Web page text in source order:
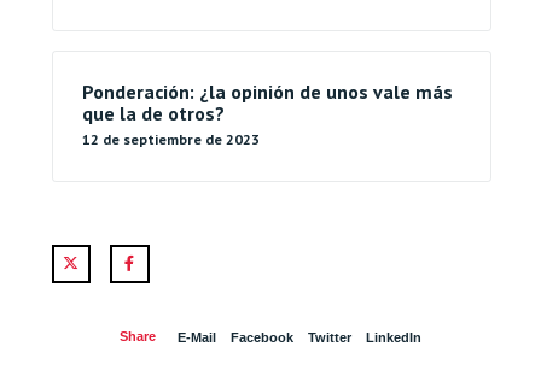
Ponderación: ¿la opinión de unos vale más
que la de otros?
12 de septiembre de 2023
Share E-Mail Facebook Twitter LinkedIn